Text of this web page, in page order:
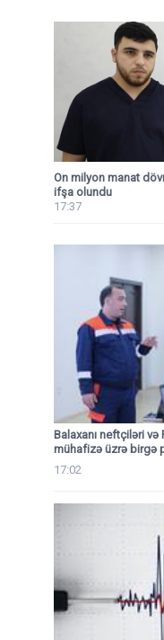
On milyon manat
ifşa olundu
17:37
Balaxanı neftçiləri və
mühafizə üzrə birgə
17:02